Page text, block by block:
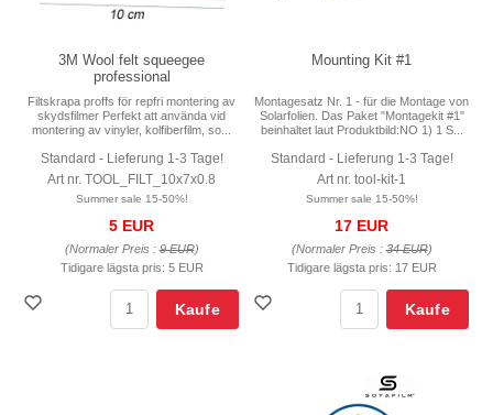
3M Wool felt squeegee
professional
Filtskrapa proffs för repfri montering av
skydsfilmer Perfekt att använda vid
montering av vinyler, kolfiberfilm, so...
Standard - Lieferung 1-3 Tage!
Art nr. TOOL_FILT_10x7x0.8
Summer sale 15-50%!
5 EUR
(Normaler Preis :9 EUR)
Tidigare lägsta pris: 5 EUR
Kaufe
Mounting Kit #1
Montagesatz Nr. 1 - für die Montage von
Solarfolien. Das Paket "Montagekit #1"
beinhaltet laut Produktbild:NO 1) 1 S...
Standard - Lieferung 1-3 Tage!
Art nr. tool-kit-1
Summer sale 15-50%!
17 EUR
(Normaler Preis :34 EUR)
Tidigare lägsta pris: 17 EUR
Kaufe